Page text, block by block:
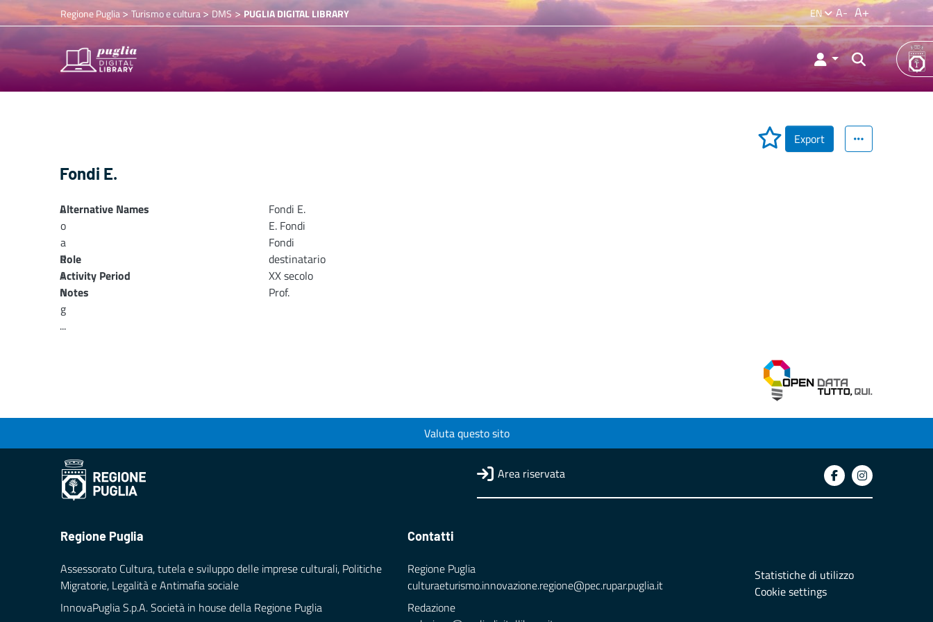
Regione Puglia> Turismo e cultura>DMS > PUGLIA DIGITAL LIBRARY EN A- A+
Export
Fondi E.
L
o
a
d
i
n
g
...
Alternative Names
Fondi E.
E. Fondi
Fondi
Role
destinatario
Activity Period
XX secolo
Notes
Prof.
Valuta questo sito
Area riservata
Regione Puglia
Assessorato Cultura, tutela e sviluppo delle imprese culturali, Politiche
Migratorie, Legalità e Antimafia sociale
InnovaPuglia S.p.A. Società in house della Regione Puglia
Contatti
Regione Puglia
culturaeturismo.innovazione.regione@pec.rupar.puglia.it
Redazione
Statistiche di utilizzo
Cookie settings